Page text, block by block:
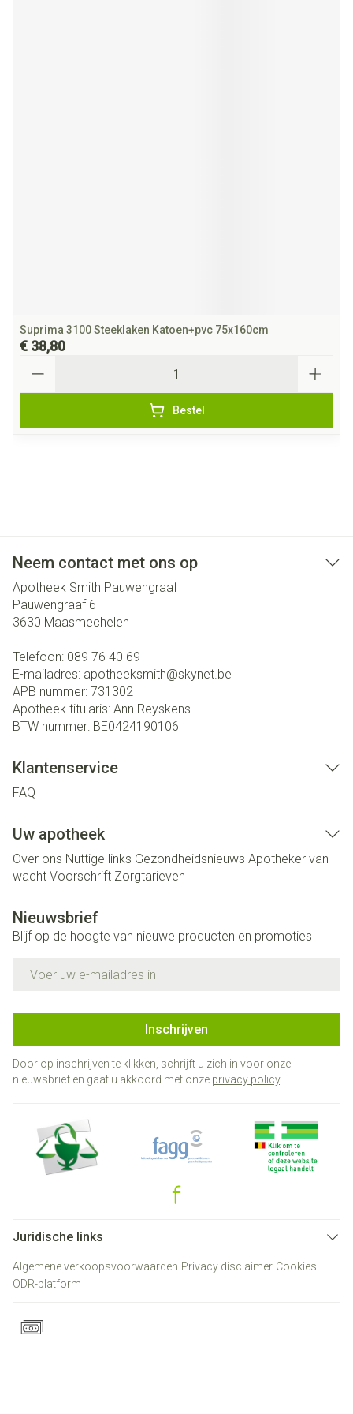
Suprima 3100 Steeklaken Katoen+pvc 75x160cm
€ 38,80
Bestel
Neem contact met ons op
Apotheek Smith Pauwengraaf
Pauwengraaf 6
3630 Maasmechelen
Telefoon: 089 76 40 69
E-mailadres: apotheeksmith@skynet.be
APB nummer: 731302
Apotheek titularis: Ann Reyskens
BTW nummer: BE0424190106
Klantenservice
FAQ
Uw apotheek
Over ons Nuttige links Gezondheidsnieuws Apotheker van
wacht Voorschrift Zorgtarieven
Nieuwsbrief
Blijf op de hoogte van nieuwe producten en promoties
Inschrijven
Door op inschrijven te klikken, schrijft u zich in voor onze
nieuwsbrief en gaat u akkoord met onze privacy policy.
Juridische links
Algemene verkoopsvoorwaarden Privacy disclaimer Cookies
ODR-platform